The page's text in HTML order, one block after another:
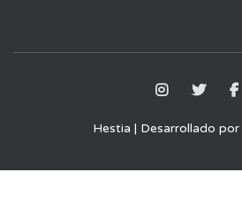
Hestia | Desarrollado por